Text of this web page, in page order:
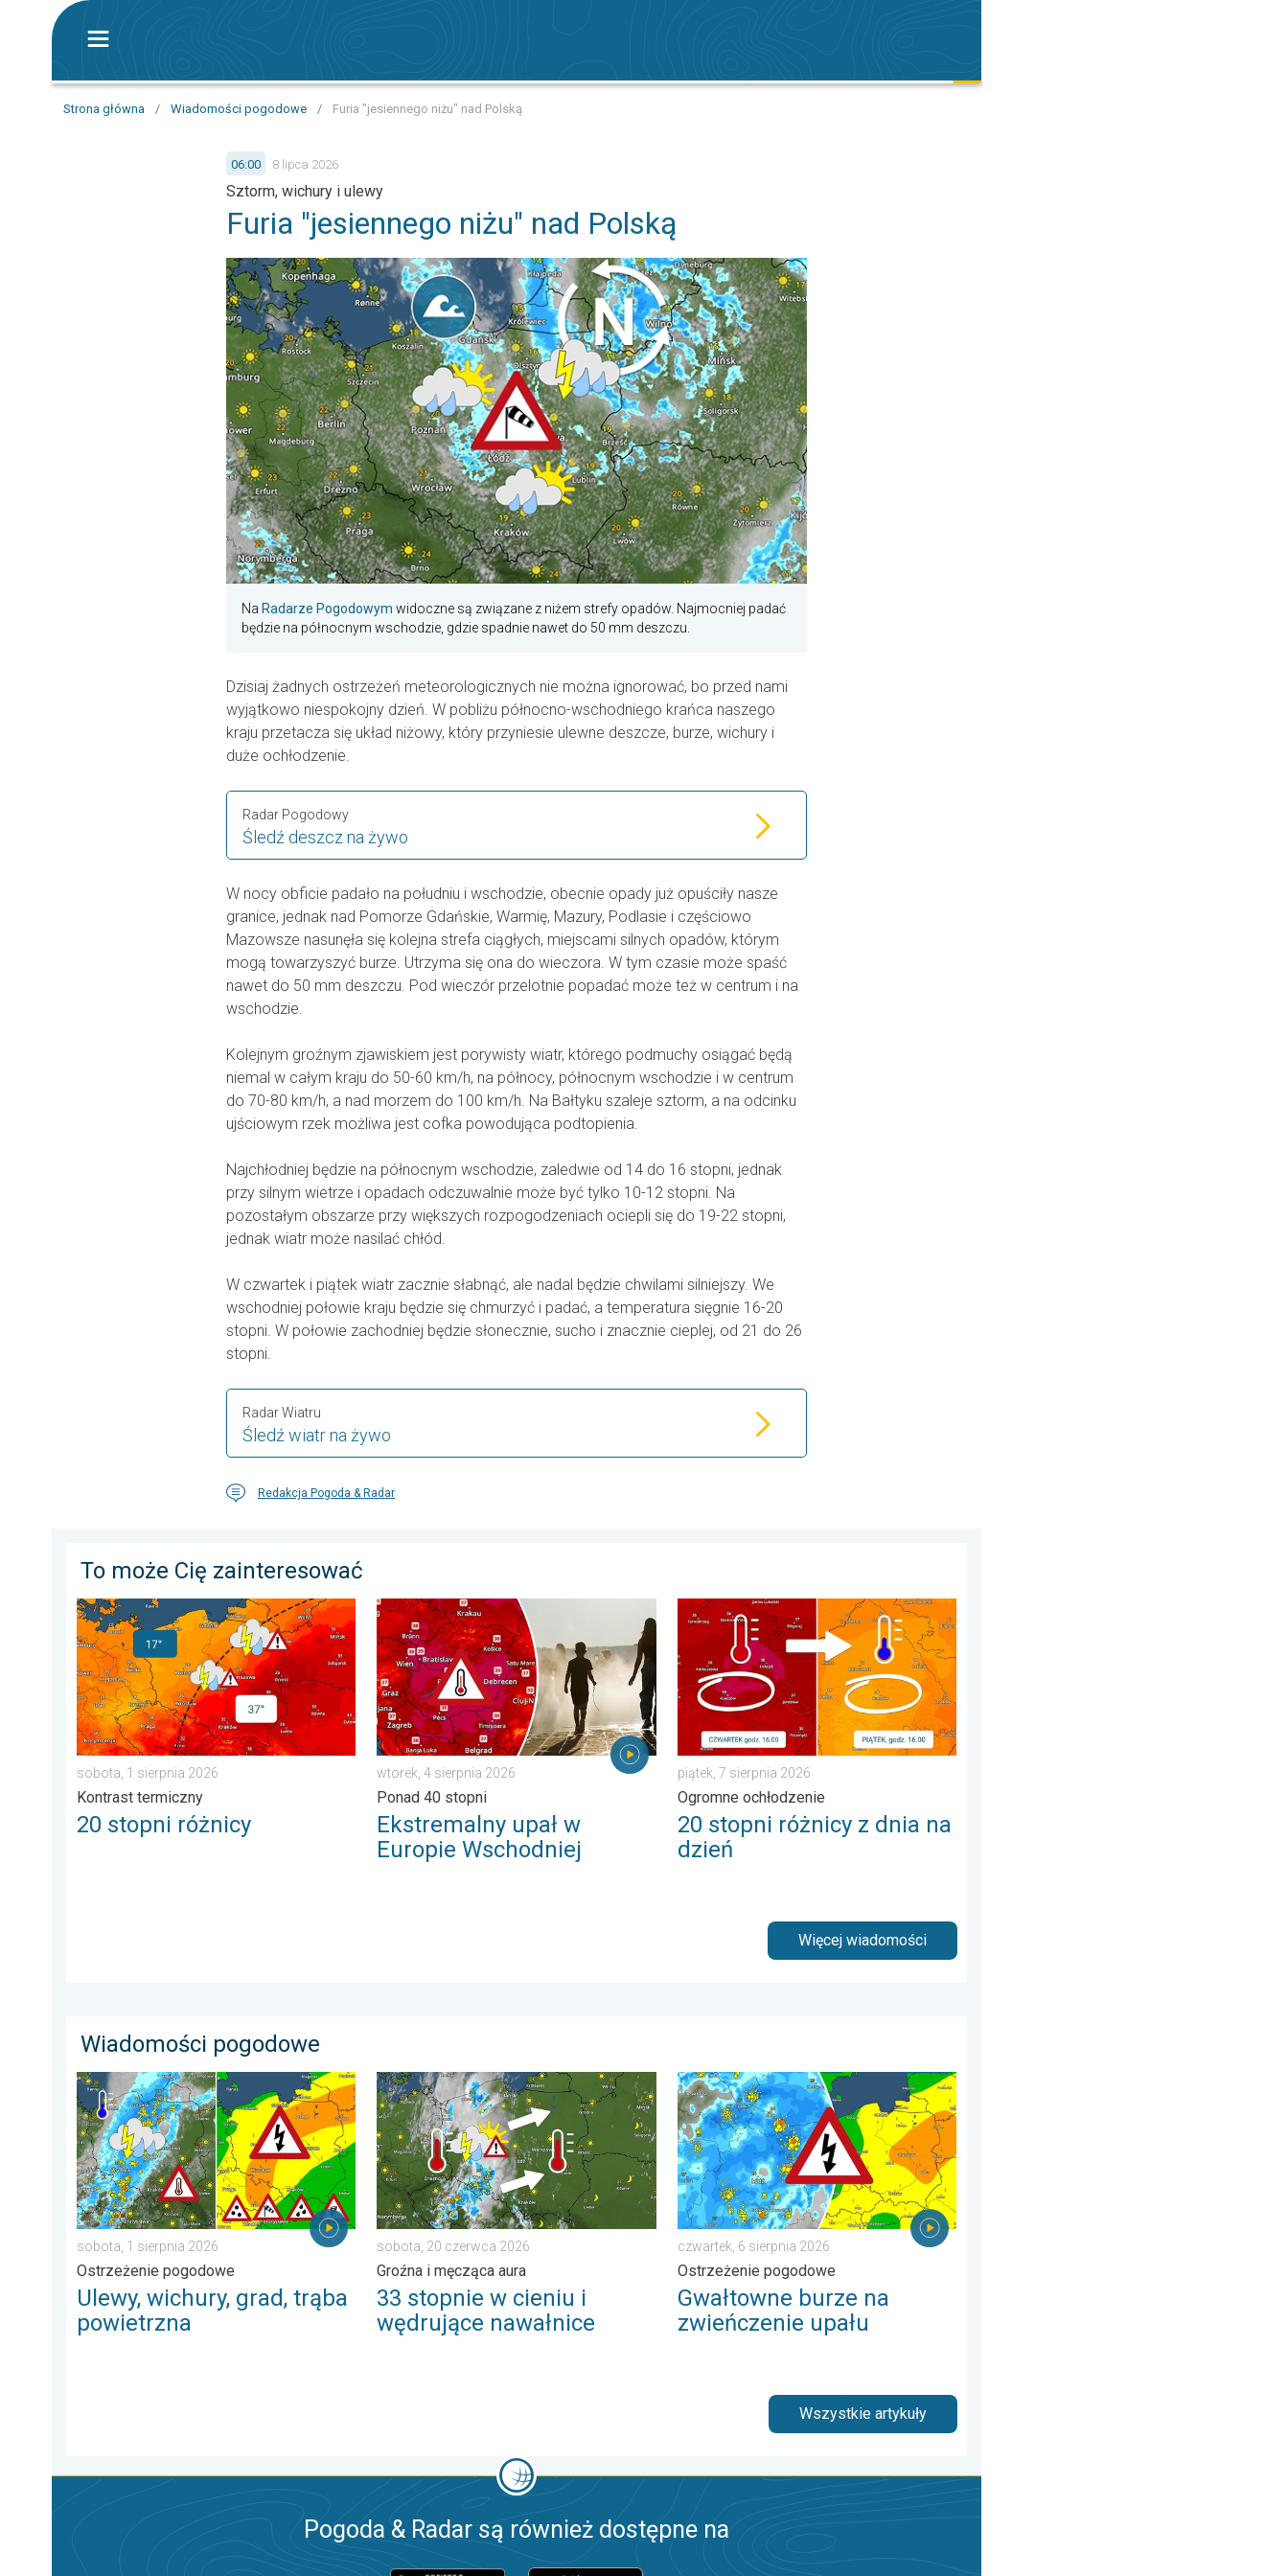
Strona główna / Wiadomości pogodowe / Furia "jesiennego niżu" nad Polską
06:00 8 lipca 2026
Sztorm, wichury i ulewy
Furia "jesiennego niżu" nad Polską
Na Radarze Pogodowym widoczne są związane z niżem strefy opadów. Najmocniej padać
będzie na północnym wschodzie, gdzie spadnie nawet do 50 mm deszczu.
Dzisiaj żadnych ostrzeżeń meteorologicznych nie można ignorować, bo przed nami
wyjątkowo niespokojny dzień. W pobliżu północno-wschodniego krańca naszego
kraju przetacza się układ niżowy, który przyniesie ulewne deszcze, burze, wichury i
duże ochłodzenie.
Śledź deszcz na żywo
Radar Pogodowy
W nocy obficie padało na południu i wschodzie, obecnie opady już opuściły nasze
granice, jednak nad Pomorze Gdańskie, Warmię, Mazury, Podlasie i częściowo
Mazowsze nasunęła się kolejna strefa ciągłych, miejscami silnych opadów, którym
mogą towarzyszyć burze. Utrzyma się ona do wieczora. W tym czasie może spaść
nawet do 50 mm deszczu. Pod wieczór przelotnie popadać może też w centrum i na
wschodzie.
Kolejnym groźnym zjawiskiem jest porywisty wiatr, którego podmuchy osiągać będą
niemal w całym kraju do 50-60 km/h, na północy, północnym wschodzie i w centrum
do 70-80 km/h, a nad morzem do 100 km/h. Na Bałtyku szaleje sztorm, a na odcinku
ujściowym rzek możliwa jest cofka powodująca podtopienia.
Najchłodniej będzie na północnym wschodzie, zaledwie od 14 do 16 stopni, jednak
przy silnym wietrze i opadach odczuwalnie może być tylko 10-12 stopni. Na
pozostałym obszarze przy większych rozpogodzeniach ociepli się do 19-22 stopni,
jednak wiatr może nasilać chłód.
W czwartek i piątek wiatr zacznie słabnąć, ale nadal będzie chwilami silniejszy. We
wschodniej połowie kraju będzie się chmurzyć i padać, a temperatura sięgnie 16-20
stopni. W połowie zachodniej będzie słonecznie, sucho i znacznie cieplej, od 21 do 26
stopni.
Śledź wiatr na żywo
Radar Wiatru
Redakcja Pogoda & Radar
To może Cię zainteresować
20 stopni różnicy. Kontrast termiczny. . . sobota, 1 sierpnia 2026
sobota, 1 sierpnia 2026
Kontrast termiczny
20 stopni różnicy
Ekstremalny upał w Europie Wschodniej. Ponad 40 stopni. . . wtorek, 4 sierpnia 2026
wtorek, 4 sierpnia 2026
Ponad 40 stopni
Ekstremalny upał w
Europie Wschodniej
20 stopni różnicy z dnia na dzień. Ogromne ochłodzenie. . . piątek, 7 sierpnia 2026
piątek, 7 sierpnia 2026
Ogromne ochłodzenie
20 stopni różnicy z dnia na
dzień
Więcej wiadomości
Wiadomości pogodowe
Ulewy, wichury, grad, trąba powietrzna. Ostrzeżenie pogodowe. . . sobota, 1 sierpnia 2026
sobota, 1 sierpnia 2026
Ostrzeżenie pogodowe
Ulewy, wichury, grad, trąba
powietrzna
33 stopnie w cieniu i wędrujące nawałnice. Groźna i męcząca aura. . . sobota, 20 czerwca 2026
sobota, 20 czerwca 2026
Groźna i męcząca aura
33 stopnie w cieniu i
wędrujące nawałnice
Gwałtowne burze na zwieńczenie upału. Ostrzeżenie pogodowe. . . czwartek, 6 sierpnia
czwartek, 6 sierpnia 2026
Ostrzeżenie pogodowe
Gwałtowne burze na
zwieńczenie upału
Wszystkie artykuły
Pogoda & Radar są również dostępne na